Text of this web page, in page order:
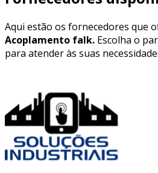
Aqui estão os fornecedores que
Acoplamento falk. Escolha o
para atender às suas